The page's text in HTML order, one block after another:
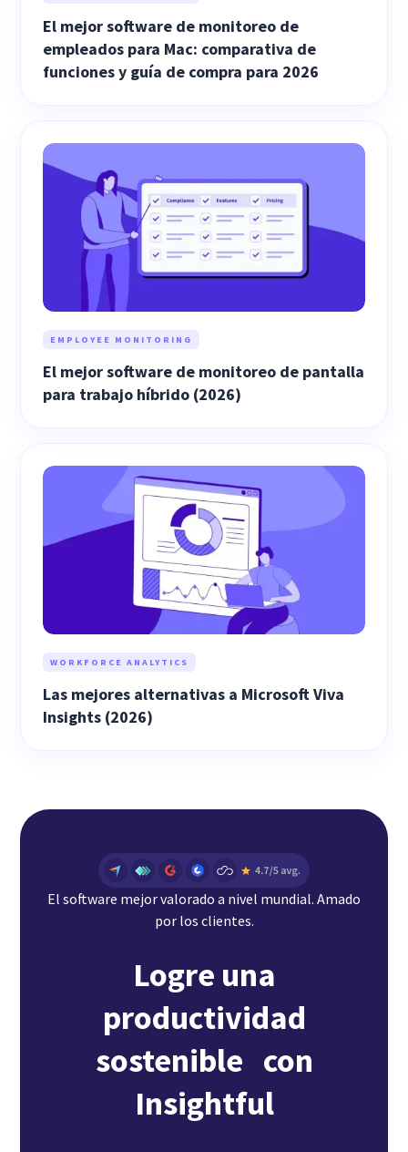
El mejor software de monitoreo de
empleados para Mac: comparativa de
funciones y guía de compra para 2026
EMPLOYEE MONITORING
El mejor software de monitoreo de pantalla
para trabajo híbrido (2026)
WORKFORCE ANALYTICS
Las mejores alternativas a Microsoft Viva
Insights (2026)
El software mejor valorado a nivel mundial. Amado
por los clientes.
Logre una
productividad
sostenible con
Insightful